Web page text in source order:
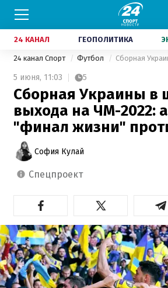
24 КАНАЛ ГЕОПОЛИТИКА
24 канал Спорт Футбол
5 июня, 11:03 5
Сборная Украины в
выхода на ЧМ-2022:
"финал жизни"
София Кулай
спецпроект